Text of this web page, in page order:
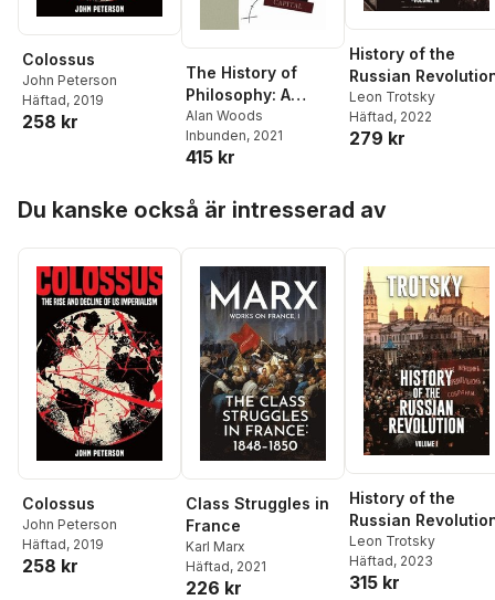
Colossus
John Peterson
Häftad, 2019
258 kr
The History of
Philosophy: A
Marxist
Perspective
Alan Woods
Inbunden, 2021
415 kr
History of the
Russian
Leon Trotsky
Häftad, 2022
279 kr
Du kanske också är intresserad av
Colossus
John Peterson
Häftad, 2019
258 kr
Class Struggles in
France
Karl Marx
Häftad, 2021
226 kr
History of the
Russian
Leon Trotsky
Häftad, 2023
315 kr